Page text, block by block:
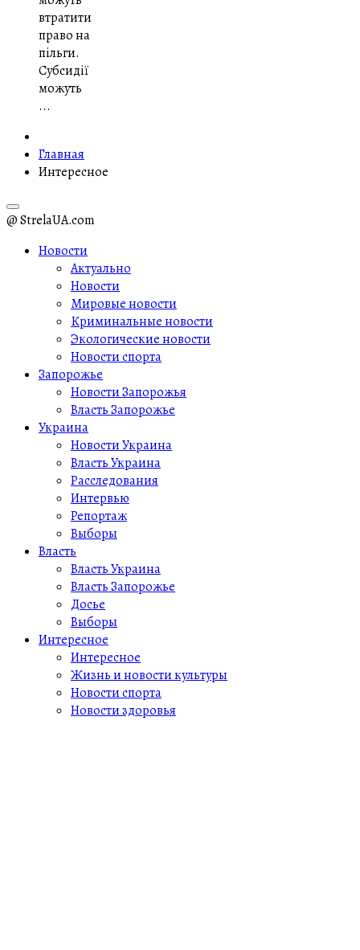
втратити
право на
пільги.
Субсидії
можуть
...
Главная
Интересное
@ StrelaUA.com
Новости
Актуально
Новости
Мировые новости
Криминальные новости
Экологические новости
Новости спорта
Запорожье
Новости Запорожья
Власть Запорожье
Украина
Новости Украина
Власть Украина
Расследования
Интервью
Репортаж
Выборы
Власть
Власть Украина
Власть Запорожье
Досье
Выборы
Интересное
Интересное
Жизнь и новости культуры
Новости спорта
Новости здоровья